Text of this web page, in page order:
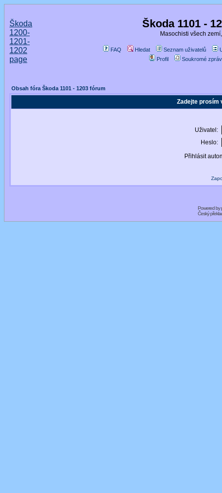
Škoda
1200-
1201-
1202
page
Škoda 1101 -
Masochisti všech
FAQ Hledat Seznam uživatelů
Profil
Soukromé
Obsah fóra Škoda 1101 - 1203 fórum
Zadejte prosím
Uživatel:
Heslo:
Přihlásit
Powered by
Český